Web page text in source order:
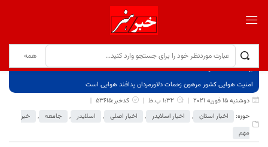
برگ نخست
نوشته‌ها
امنیت هوایی کشور مرهون زحمات دلاورمردان پدافند هوایی است
دوشنبه 15 فوریه 2021
1:32 ب.ظ
کدخبر:53615
حوزه:
اخبار استان , اخبار اسلایدر , اخبار اصلی , اسلایدر , جامعه ,
خبر
مهم